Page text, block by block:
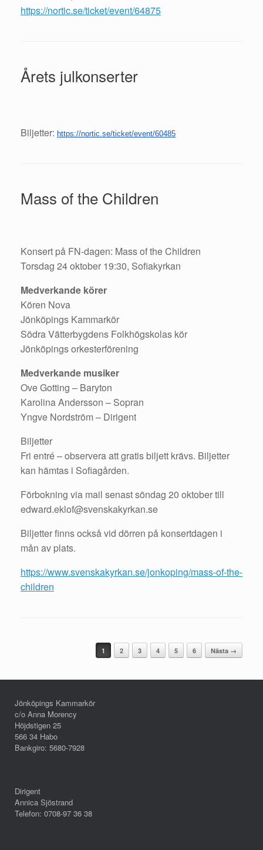
https://nortic.se/ticket/event/64875
Årets julkonserter
Biljetter: https://nortic.se/ticket/event/60485
Mass of the Children
Konsert på FN-dagen: Mass of the Children
Torsdag 24 oktober 19:30, Sofiakyrkan
Medverkande körer
Kören Nova
Jönköpings Kammarkör
Södra Vätterbygdens Folkhögskolas kör
Jönköpings orkesterförening
Medverkande musiker
Ove Gotting – Baryton
Karolina Andersson – Sopran
Yngve Nordström – Dirigent
Biljetter
Fri entré – observera att gratis biljett krävs. Biljetter
kan hämtas i Sofiagården.
Förbokning via mail senast söndag 20 oktober till
edward.eklof@svenskakyrkan.se
Biljetter finns också vid dörren på konsertdagen i
mån av plats.
https://www.svenskakyrkan.se/jonkoping/mass-of-the-
children
1 2 3 4 5 6 Nästa →
Jönköpings Kammarkör
c/o Anna Morency
Höjdstigen 25
566 34 Habo
Bankgiro: 5680-7928
Dirigent
Annica Sjöstrand
Telefon: 0708-97 36 38